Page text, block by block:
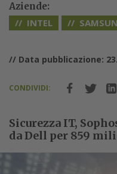
Aziende:
INTEL
// Data pubblicazione:
CONDIVIDI:
Sicurezza IT,
da Dell per 859